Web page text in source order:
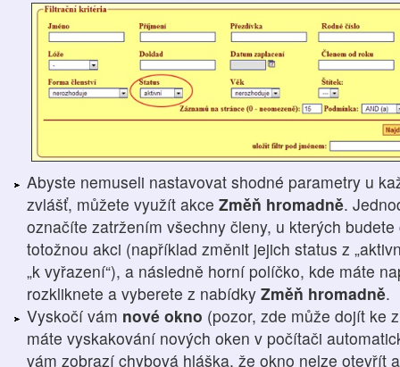
Abyste nemuseli nastavovat shodné parametry u
zvlášť, můžete využít akce Změň hromadně.
označíte zatržením všechny členy, u kterých
totožnou akci (například změnit jejich status z
„k vyřazení“), a následně horní políčko, kde máte
rozkliknete a vyberete z nabídky Změň hromadně.
Vyskočí vám nové okno (pozor, zde může dojít ke
máte vyskakování nových oken v počítači
vám zobrazí chybová hláška, že okno nelze otevřít